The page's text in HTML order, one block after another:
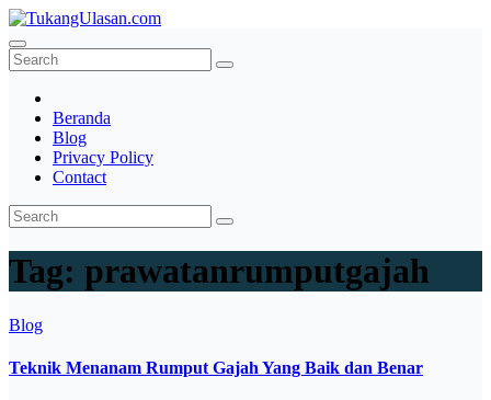
Skip
to
content
TukangUlasan.com
Baca Aja Dulu!
Beranda
Blog
Privacy Policy
Contact
Tag: prawatanrumputgajah
Blog
Teknik Menanam Rumput Gajah Yang Baik dan Benar